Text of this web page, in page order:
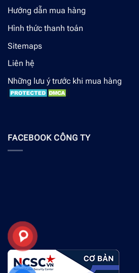
Hướng dẫn mua hàng
Hình thức thanh toán
Sitemaps
Liên hệ
Những lưu ý trước khi mua hàng
FACEBOOK CÔNG TY